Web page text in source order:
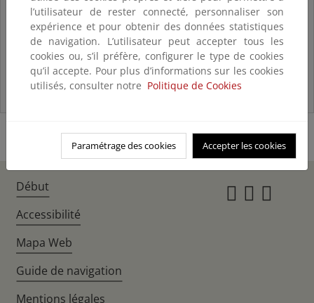
Estadística de Diversidad de
Especies Silvestres
l’utilisateur de rester connecté, personnaliser son
expérience et pour obtenir des données statistiques
de navigation. L’utilisateur peut accepter tous les
cookies ou, s’il préfère, configurer le type de cookies
qu’il accepte. Pour plus d’informations sur les cookies
utilisés, consulter notre Politique de Cookies
Paramétrage des cookies Accepter les cookies
Début
Accessibilité
Mapa Web
Guide de navigation
Mentions légales